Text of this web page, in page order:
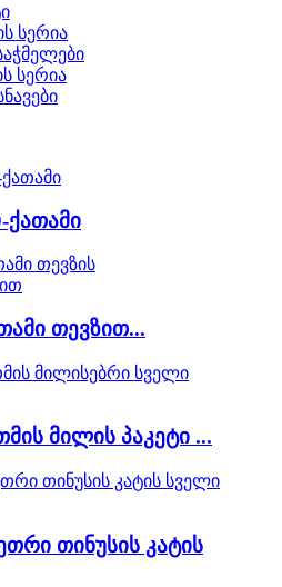
სერია
სერია
ქათამი
თევზით...
მილის პაკეტი ...
თინუსის კატის